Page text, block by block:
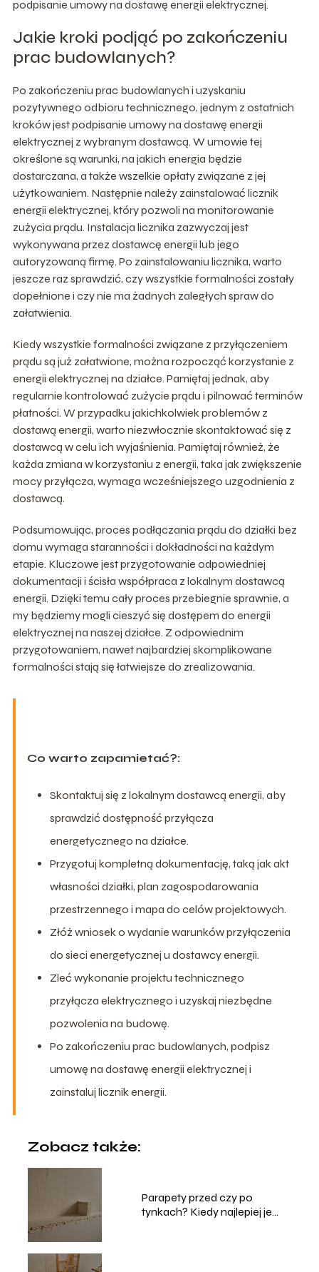
podpisanie umowy na dostawę energii elektrycznej.
Jakie kroki podjąć po zakończeniu
prac budowlanych?
Po zakończeniu prac budowlanych i uzyskaniu
pozytywnego odbioru technicznego, jednym z ostatnich
kroków jest podpisanie umowy na dostawę energii
elektrycznej z wybranym dostawcą. W umowie tej
określone są warunki, na jakich energia będzie
dostarczana, a także wszelkie opłaty związane z jej
użytkowaniem. Następnie należy zainstalować licznik
energii elektrycznej, który pozwoli na monitorowanie
zużycia prądu. Instalacja licznika zazwyczaj jest
wykonywana przez dostawcę energii lub jego
autoryzowaną firmę. Po zainstalowaniu licznika, warto
jeszcze raz sprawdzić, czy wszystkie formalności zostały
dopełnione i czy nie ma żadnych zaległych spraw do
załatwienia.
Kiedy wszystkie formalności związane z przyłączeniem
prądu są już załatwione, można rozpocząć korzystanie z
energii elektrycznej na działce. Pamiętaj jednak, aby
regularnie kontrolować zużycie prądu i pilnować terminów
płatności. W przypadku jakichkolwiek problemów z
dostawą energii, warto niezwłocznie skontaktować się z
dostawcą w celu ich wyjaśnienia. Pamiętaj również, że
każda zmiana w korzystaniu z energii, taka jak zwiększenie
mocy przyłącza, wymaga wcześniejszego uzgodnienia z
dostawcą.
Podsumowując, proces podłączania prądu do działki bez
domu wymaga staranności i dokładności na każdym
etapie. Kluczowe jest przygotowanie odpowiedniej
dokumentacji i ścisła współpraca z lokalnym dostawcą
energii. Dzięki temu cały proces przebiegnie sprawnie, a
my będziemy mogli cieszyć się dostępem do energii
elektrycznej na naszej działce. Z odpowiednim
przygotowaniem, nawet najbardziej skomplikowane
formalności stają się łatwiejsze do zrealizowania.
Co warto zapamietać?:
Skontaktuj się z lokalnym dostawcą energii, aby
sprawdzić dostępność przyłącza
energetycznego na działce.
Przygotuj kompletną dokumentację, taką jak akt
własności działki, plan zagospodarowania
przestrzennego i mapa do celów projektowych.
Złóż wniosek o wydanie warunków przyłączenia
do sieci energetycznej u dostawcy energii.
Zleć wykonanie projektu technicznego
przyłącza elektrycznego i uzyskaj niezbędne
pozwolenia na budowę.
Po zakończeniu prac budowlanych, podpisz
umowę na dostawę energii elektrycznej i
zainstaluj licznik energii.
Zobacz także:
Parapety przed czy po
tynkach? Kiedy najlepiej je